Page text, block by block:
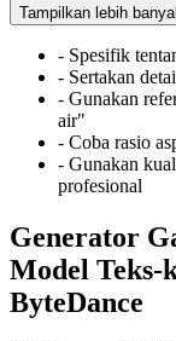
Tampilkan lebih
- Spesifik
- Sertakan
- Gunakan
air"
- Coba rasio
- Gunakan
profesional
Generator
Model Teks-
ByteDance